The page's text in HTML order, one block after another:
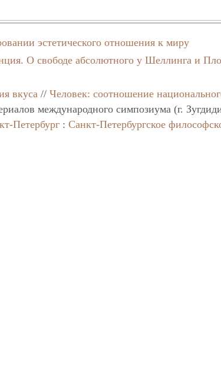
эстетического отношения к миру
О свободе абсолютного у Шеллинга и
вкуса //Человек: соотношение
международного симпозиума (г.
Петербург :Санкт-Петербургское